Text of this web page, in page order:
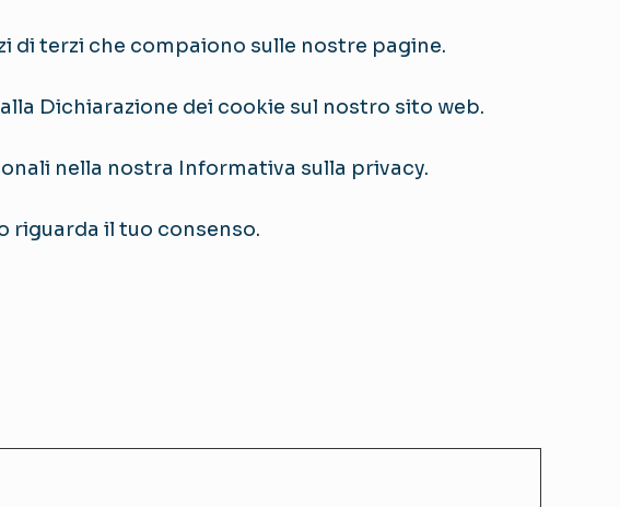
di terzi che compaiono sulle nostre pagine.
Dichiarazione dei cookie sul nostro sito web.
nella nostra Informativa sulla privacy.
riguarda il tuo consenso.